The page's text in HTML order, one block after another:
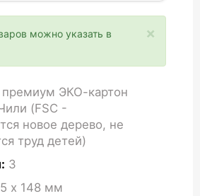
×
можно указать в
премиум ЭКО-картон
(FSC -
новое дерево, не
труд детей)
3
x 148 мм